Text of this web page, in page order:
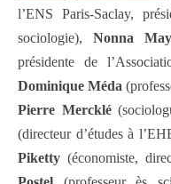
l’ENS Paris-Saclay,
sociologie), Nonna
présidente de
Dominique Méda
Pierre Mercklé
(directeur d’études à
Piketty (économiste,